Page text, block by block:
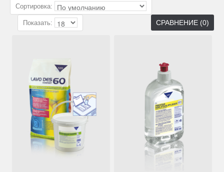
Сортировка:
Показать: СРАВНЕНИЕ (0)